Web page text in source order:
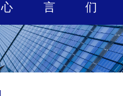
心 言 们